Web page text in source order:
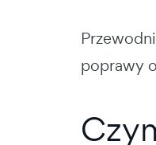
poprawy